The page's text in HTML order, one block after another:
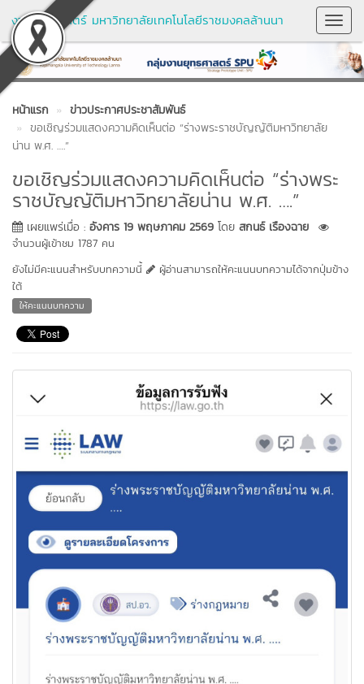
งานยุทธศาสตร์ มหาวิทยาลัยเทคโนโลยีราชมงคลล้านนา
หน้าแรก
ข่าวประกาศประชาสัมพันธ์
ขอเชิญร่วมแสดงความคิดเห็นต่อ “ร่างพระราชบัญญัติมหาวิทยาลัย
น่าน พ.ศ. ….”
ขอเชิญร่วมแสดงความคิดเห็นต่อ “ร่างพระ
ราชบัญญัติมหาวิทยาลัยน่าน พ.ศ. ….”
เผยแพร่เมื่อ : อังคาร 19 พฤษภาคม 2569 โดย สกนธ์ เรืองฉาย
จำนวนผู้เข้าชม 1787 คน
ยังไม่มีคะแนนสำหรับบทความนี้
ผู้อ่านสามารถให้คะแนนบทความได้จากปุ่มข้าง
ใต้
ให้คะแนนบทความ